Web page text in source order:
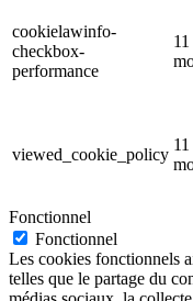
cookielawinfo-
checkbox-
performance
11
viewed_cookie_policy
11
Fonctionnel
Fonctionnel
Les cookies fonctionnels
telles que le partage du